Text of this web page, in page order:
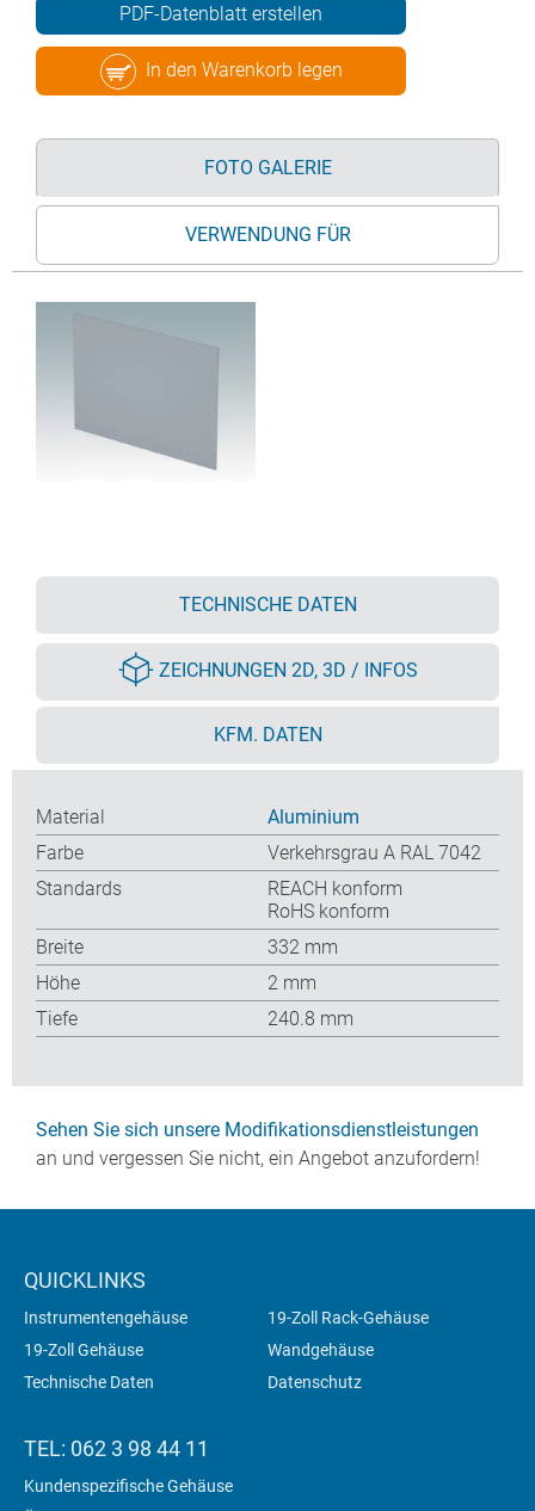
PDF-Datenblatt erstellen
In den Warenkorb legen
FOTO GALERIE
VERWENDUNG FÜR
TECHNISCHE DATEN
ZEICHNUNGEN 2D, 3D / INFOS
KFM. DATEN
Material
Aluminium
Farbe
Verkehrsgrau A RAL 7042
Standards
REACH konform
RoHS konform
Breite
332 mm
Höhe
2 mm
Tiefe
240.8 mm
Sehen Sie sich unsere Modifikationsdienstleistungen
an und vergessen Sie nicht, ein Angebot anzufordern!
QUICKLINKS
Instrumentengehäuse
19-Zoll Rack-Gehäuse
19-Zoll Gehäuse
Wandgehäuse
Technische Daten
Datenschutz
TEL: 062 3 98 44 11
Kundenspezifische Gehäuse